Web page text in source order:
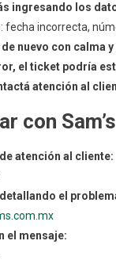
ingresando los
fecha incorrecta,
nuevo con calma
el ticket podría
atención al
con
atención al cliente:
el
el mensaje: